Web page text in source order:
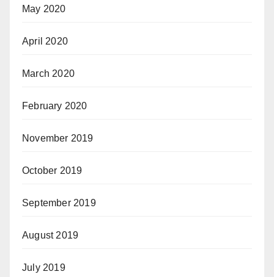
May 2020
April 2020
March 2020
February 2020
November 2019
October 2019
September 2019
August 2019
July 2019